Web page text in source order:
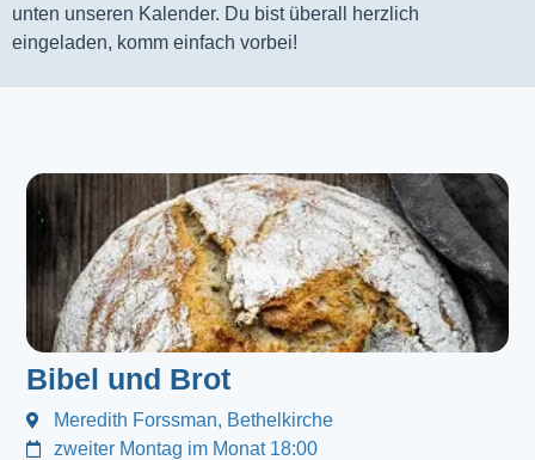
unten unseren Kalender. Du bist überall herzlich
eingeladen, komm einfach vorbei!
Bibel und Brot
Meredith Forssman, Bethelkirche
zweiter Montag im Monat 18:00